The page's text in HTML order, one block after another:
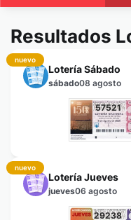
Resultados
Lotería Sábado
sábado08 agosto
nuevo
57521
Lotería Jueves
jueves06 agosto
nuevo
29238